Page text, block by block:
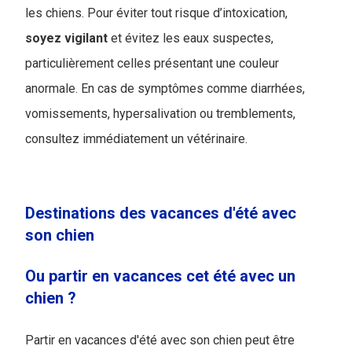
les chiens. Pour éviter tout risque d’intoxication,
soyez vigilant et évitez les eaux suspectes,
particulièrement celles présentant une couleur
anormale. En cas de symptômes comme diarrhées,
vomissements, hypersalivation ou tremblements,
consultez immédiatement un vétérinaire.
Destinations des vacances d'été avec
son chien
Ou partir en vacances cet été avec un
chien ?
Partir en vacances d'été avec son chien peut être